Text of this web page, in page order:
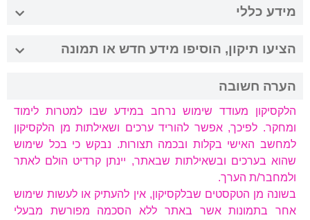
מידע כללי
הציעו תיקון, הוסיפו מידע חדש או תמונה
הערה חשובה
הלקסיקון מעודד שימוש נרחב במידע שבו למטרות לימוד
ומחקר. לפיכך, אפשר להוריד ערכים ושאילתות מן הלקסיקון
למחשב האישי בקלות ובכמה תצורות. נבקש כי בכל שימוש
שהוא בערכים ובשאילתות שבאתר, יינתן קרדיט הולם לאתר
ולמחבר/ת הערך.
בשונה מן הטקסטים שבלקסיקון, אין להעתיק או לעשות שימוש
אחר בתמונות אשר באתר ללא הסכמה מפורשת מבעלי